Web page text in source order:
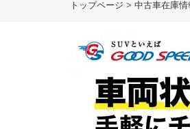
トップページ > 中古車在庫情